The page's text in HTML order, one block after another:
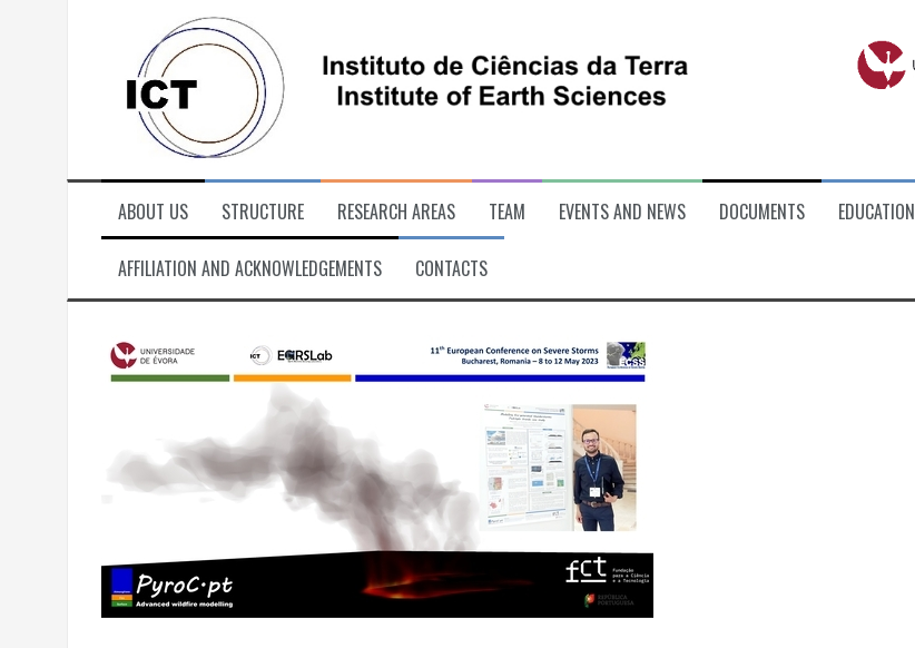
ABOUT US STRUCTURE RESEARCH AREAS TEAM EVENTS AND NEWS DOCUMENTS EDUCATION
AFFILIATION AND ACKNOWLEDGEMENTS CONTACTS